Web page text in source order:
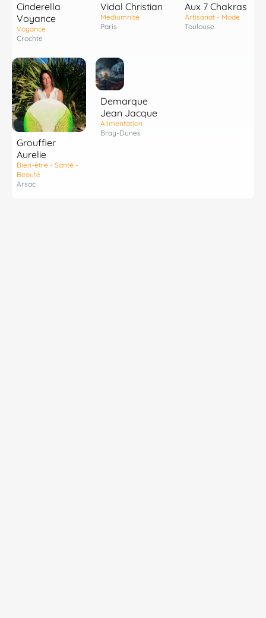
Cinderella
Voyance
Voyance
Crochte
Vidal Christian
Mediumnité
Paris
Aux 7 Chakras
Artisanat - Mode
Toulouse
Grouffier
Aurelie
Bien-être - Santé -
Beauté
Arsac
Demarque
Jean Jacque
Alimentation
Bray-Dunes